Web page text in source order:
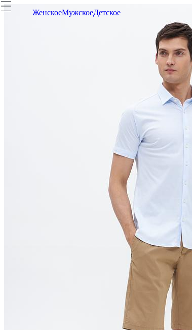
ЖенскоеМужскоеДетское